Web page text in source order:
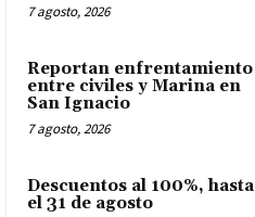
7 agosto, 2026
Reportan enfrentamiento
entre civiles y Marina en
San Ignacio
7 agosto, 2026
Descuentos al 100%, hasta
el 31 de agosto